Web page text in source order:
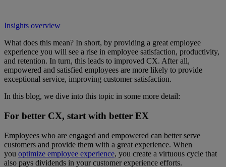
Insights overview
What does this mean? In short, by providing a great employee
experience you will see a rise in employee satisfaction, productivity,
and retention. In turn, this leads to improved CX. After all,
empowered and satisfied employees are more likely to provide
exceptional service, improving customer satisfaction.
In this blog, we dive into this topic in some more detail:
For better CX, start with better EX
Employees who are engaged and empowered can better serve
customers and provide them with a great experience. When
you optimize employee experience, you create a virtuous cycle that
also pays dividends in your customer experience efforts.